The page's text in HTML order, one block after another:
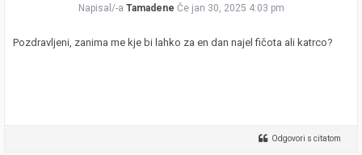
Napisal/-a Tamadene Če jan 30, 2025 4:03 pm
Pozdravljeni, zanima me kje bi lahko za en dan najel fičota ali katrco?
Odgovori s citatom